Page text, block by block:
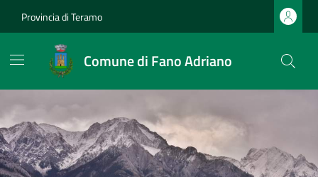
Provincia di Teramo
Comune di Fano Adriano